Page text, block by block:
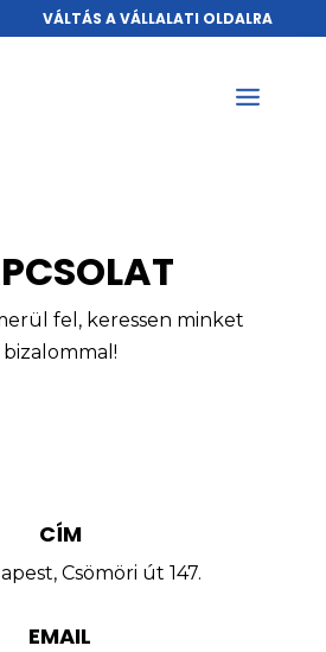
VÁLTÁS A VÁLLALATI OLDALRA
fel, keressen minket
bizalommal!
CÍM
Csömöri út 147.
EMAIL